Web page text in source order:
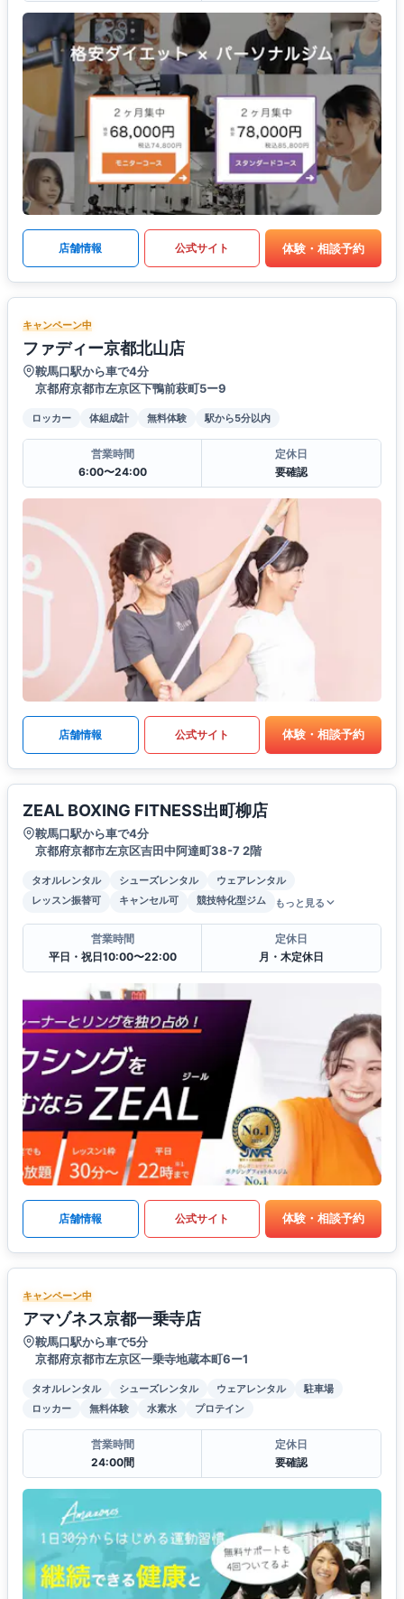
店舗情報 公式サイト 体験・相談予約
キャンペーン中
ファディー京都北山店
鞍馬口駅から車で4分
京都府京都市左京区下鴨前萩町5ー9
ロッカー 体組成計 無料体験 駅から5分以内
営業時間
6:00〜24:00
定休日
要確認
店舗情報 公式サイト 体験・相談予約
ZEAL BOXING FITNESS出町柳店
鞍馬口駅から車で4分
京都府京都市左京区吉田中阿達町38-7 2階
タオルレンタル シューズレンタル
ウェアレンタル
レッスン振替可
キャンセル可 競技特化型ジム もっと見る
営業時間
平日・祝日10:00〜22:00
定休日
月・木定休日
店舗情報 公式サイト 体験・相談予約
キャンペーン中
アマゾネス京都一乗寺店
鞍馬口駅から車で5分
京都府京都市左京区一乗寺地蔵本町6ー1
タオルレンタル シューズレンタル ウェアレンタル
駐車場
ロッカー
無料体験 水素水 プロテイン
営業時間
24:00間
定休日
要確認